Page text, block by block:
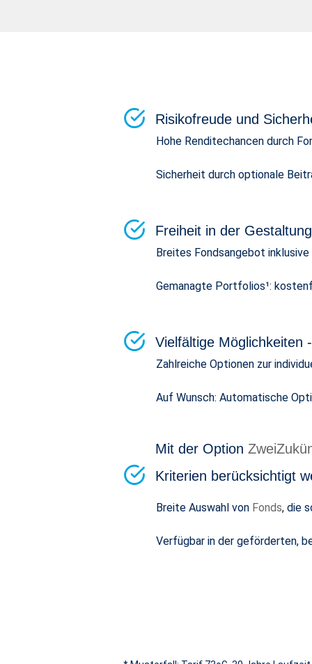
Risikofreude und
Hohe Renditechancen durch
Sicherheit durch optionale
Freiheit in der
Breites Fondsangebot
Gemanagte Portfolios¹:
Vielfältige Möglichkeiten
Zahlreiche Optionen zur
Auf Wunsch: Automatische
Mit der Option
Kriterien berücksichtigt
Breite Auswahl von Fonds, die
Verfügbar in der geförderten,